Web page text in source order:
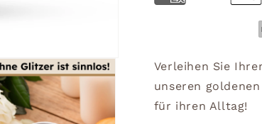
Verleihen Sie
unseren
für ihren Alltag!